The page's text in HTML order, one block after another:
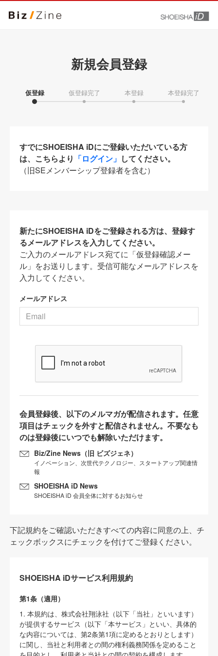
新規会員登録
仮登録 仮登録完了 本登録 本登録完了
すでにSHOEISHA iDにご登録いただいている方
は、こちらより 「ログイン」 してください。
（旧SEメンバーシップ登録者を含む）
新たにSHOEISHA iDをご登録される方は、登録す
るメールアドレスを入力してください。
ご入力のメールアドレス宛てに「仮登録確認メー
ル」をお送りします。受信可能なメールアドレスを
入力してください。
メールアドレス
会員登録後、以下のメルマガが配信されます。任意
項目はチェックを外すと配信されません。不要なも
のは登録後にいつでも解除いただけます。
Biz/Zine News（旧 ビズジェネ）
イノベーション、次世代テクノロジー、スタートアップ関連情
報
SHOEISHA iD News
SHOEISHA iD 会員全体に対するお知らせ
下記規約をご確認いただきすべての内容に同意の上、チ
ェックボックスにチェックを付けてご登録ください。
SHOEISHA iDサービス利用規約
第1条（適用）
1. 本規約は、株式会社翔泳社（以下「当社」といいます）
が提供するサービス（以下「本サービス」といい、具体的
な内容については、第2条第1項に定めるとおりとします）
に関し、当社と利用者との間の権利義務関係を定めること